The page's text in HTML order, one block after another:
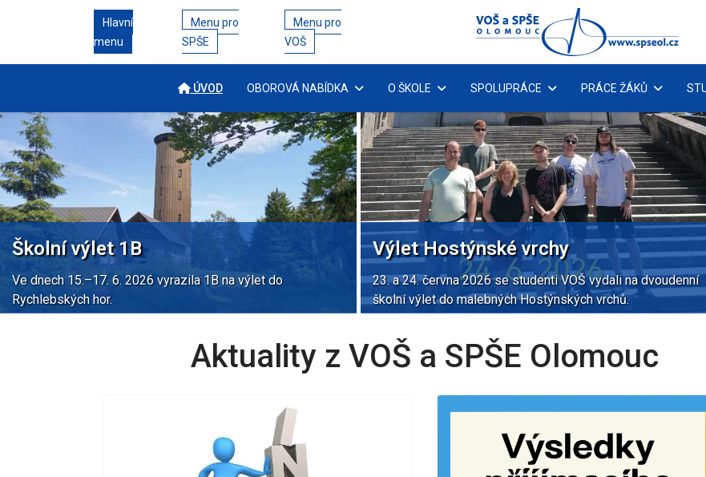
Hlavní
menu
Menu pro
SPŠE
Menu pro
VOŠ
ÚVOD OBOROVÁ NABÍDKA O ŠKOLE SPOLUPRÁCE PRÁCE ŽÁKŮ
Školní výlet 1B
Ve dnech 15.–17. 6. 2026 vyrazila 1B na výlet do
Rychlebských hor.
Výlet Hostýnské vrchy
23. a 24. června 2026 se studenti VOŠ vydali na dvoudenní
školní výlet do malebných Hostýnských vrchů.
Aktuality z VOŠ a SPŠE Olomouc